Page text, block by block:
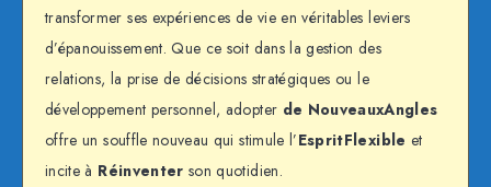
transformer ses expériences de vie en véritables leviers
d’épanouissement. Que ce soit dans la gestion des
relations, la prise de décisions stratégiques ou le
développement personnel, adopter de NouveauxAngles
offre un souffle nouveau qui stimule l’EspritFlexible et
incite à Réinventer son quotidien.